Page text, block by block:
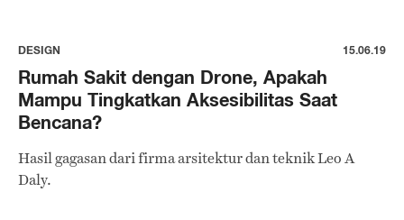
DESIGN 15.06.19
Rumah Sakit dengan Drone, Apakah
Mampu Tingkatkan Aksesibilitas Saat
Bencana?
Hasil gagasan dari firma arsitektur dan teknik Leo A
Daly.